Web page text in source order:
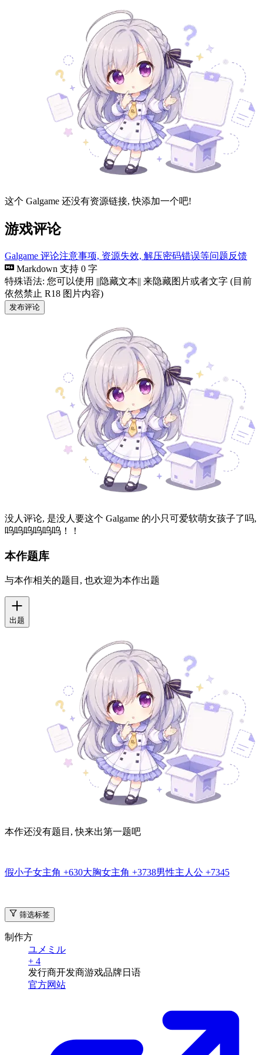
这个 Galgame 还没有资源链接, 快添加一个吧!
游戏评论
Galgame 评论注意事项, 资源失效, 解压密码错误等问题反馈
Markdown 支持 0 字
特殊语法: 您可以使用 ||隐藏文本|| 来隐藏图片或者文字 (目前
依然禁止 R18 图片内容)
发布评论
没人评论, 是没人要这个 Galgame 的小只可爱软萌女孩子了吗,
呜呜呜呜呜呜！！
本作题库
与本作相关的题目, 也欢迎为本作出题
出题
本作还没有题目, 快来出第一题吧
假小子女主角 +630大胸女主角 +3738男性主人公 +7345
筛选标签
制作方
ユメミル
+ 4
发行商开发商游戏品牌日语
官方网站